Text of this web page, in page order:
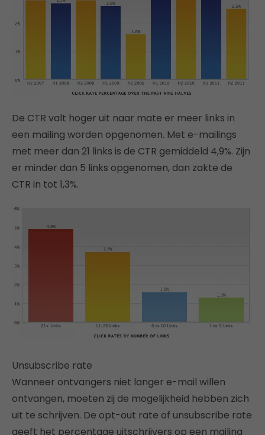
De CTR valt hoger uit naar mate er meer links in
een mailing worden opgenomen. Met e-mailings
met meer dan 21 links is de CTR gemiddeld 4,9%. Zijn
er minder dan 5 links opgenomen, dan zakte de
CTR in tot 1,3%.
Unsubscribe rate
Wanneer ontvangers niet langer e-mail willen
ontvangen, moeten zij de mogelijkheid hebben zich
uit te schrijven. De opt-out rate of unsubscribe rate
geeft het percentage uitschrijvers op een mailing